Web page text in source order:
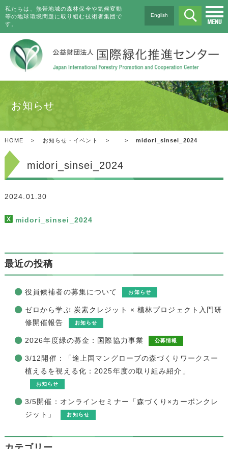
私たちは、熱帯地域の森林保全や気候変動
等の地球環境問題に取り組む技術者集団で
す。
English
お知らせ
HOME > お知らせ・イベント > > midori_sinsei_2024
midori_sinsei_2024
2024.01.30
midori_sinsei_2024
最近の投稿
役員候補者の募集について お知らせ
ゼロから学ぶ 炭素クレジット × 植林プロジェクト入門研
修開催報告
お知らせ
2026年度緑の募金：国際協力事業 公募情報
3/12開催：「途上国マングローブの森づくりワークスー
植えるを視える化：2025年度の取り組み紹介」
お知らせ
3/5開催：オンラインセミナー「森づくり×カーボンクレ
ジット」
お知らせ